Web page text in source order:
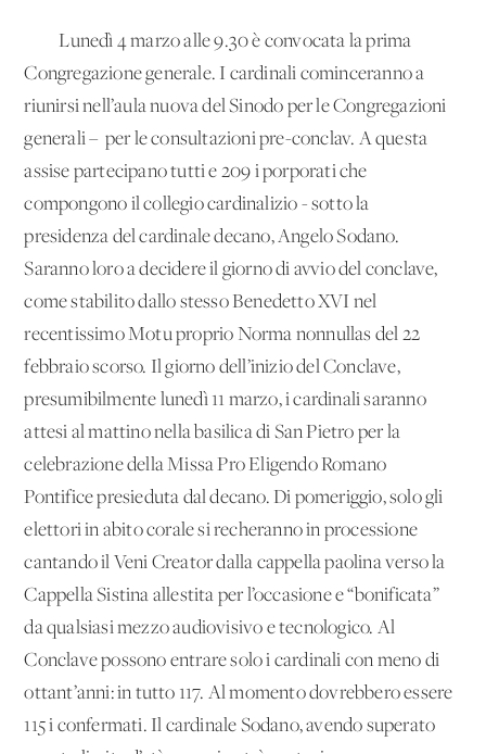
Lunedì 4 marzo alle 9.30 è convocata la prima
Congregazione generale. I cardinali cominceranno a
riunirsi nell’aula nuova del Sinodo per le Congregazioni
generali – per le consultazioni pre-conclav. A questa
assise partecipano tutti e 209 i porporati che
compongono il collegio cardinalizio - sotto la
presidenza del cardinale decano, Angelo Sodano.
Saranno loro a decidere il giorno di avvio del conclave,
come stabilito dallo stesso Benedetto XVI nel
recentissimo Motu proprio Norma nonnullas del 22
febbraio scorso. Il giorno dell’inizio del Conclave,
presumibilmente lunedì 11 marzo, i cardinali saranno
attesi al mattino nella basilica di San Pietro per la
celebrazione della Missa Pro Eligendo Romano
Pontifice presieduta dal decano. Di pomeriggio, solo gli
elettori in abito corale si recheranno in processione
cantando il Veni Creator dalla cappella paolina verso la
Cappella Sistina allestita per l’occasione e “bonificata”
da qualsiasi mezzo audiovisivo e tecnologico. Al
Conclave possono entrare solo i cardinali con meno di
ottant’anni: in tutto 117. Al momento dovrebbero essere
115 i confermati. Il cardinale Sodano, avendo superato